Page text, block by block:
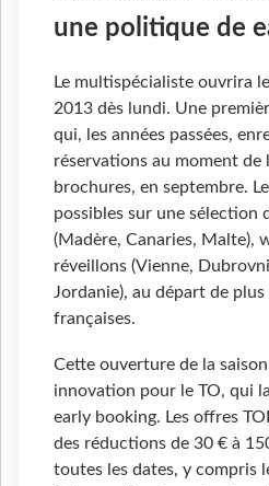
une politique de
Le multispécialiste ouvrira
2013 dès lundi. Une
qui, les années passées,
réservations au moment de
brochures, en septembre.
possibles sur une sélection
(Madère, Canaries, Malte),
réveillons (Vienne,
Jordanie), au départ de
françaises.
Cette ouverture de la saison
innovation pour le TO, qui
early booking. Les offres
des réductions de 30 € à
toutes les dates, y compris